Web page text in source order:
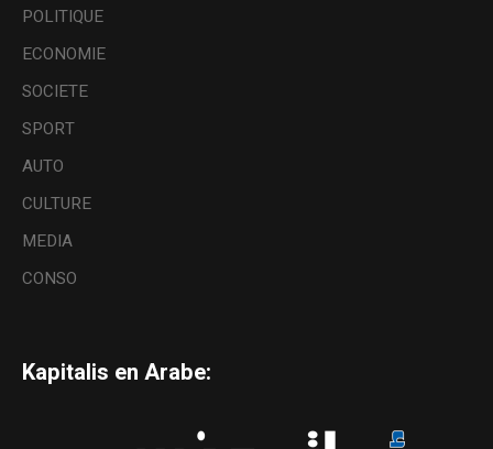
POLITIQUE
ECONOMIE
SOCIETE
SPORT
AUTO
CULTURE
MEDIA
CONSO
Kapitalis en Arabe: